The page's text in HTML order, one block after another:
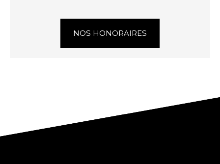
NOS HONORAIRES